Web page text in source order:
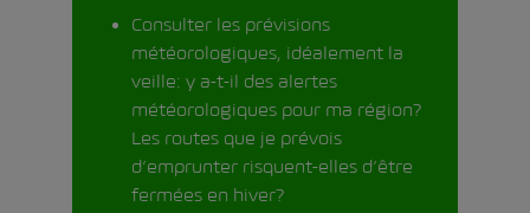
Consulter les prévisions
météorologiques, idéalement la
veille: y a-t-il des alertes
météorologiques pour ma région?
Les routes que je prévois
d’emprunter risquent-elles d’être
fermées en hiver?